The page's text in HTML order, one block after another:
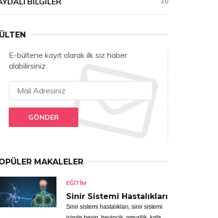
E-bültene kayıt olarak ilk siz haber
alabilirsiniz
GÖNDER
MAKALELER
EĞITIM
Sinir Sistemi Hastalıkları
Sinir sistemi hastalıkları, sinir sistemi